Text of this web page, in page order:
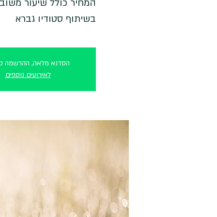
בשיתוף סטודיו גברא
הסדנא מלאה, ההרשמה
לאירועים נוספים